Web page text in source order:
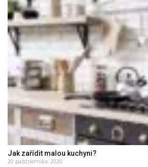
Jak zařídit malou kuchyni?
20 października, 2020